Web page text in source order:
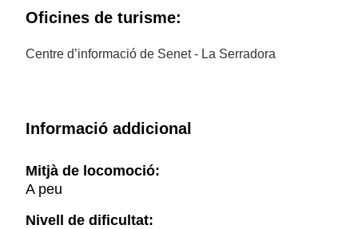
Oficines de turisme:
Centre d’informació de Senet - La Serradora
Informació addicional
Mitjà de locomoció:
A peu
Nivell de dificultat: